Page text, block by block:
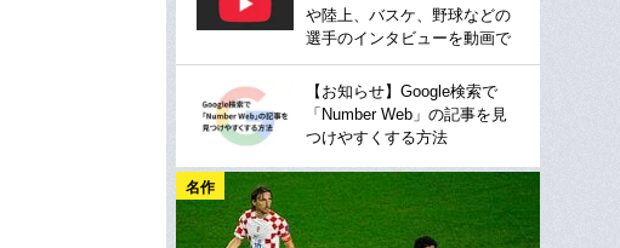
や陸上、バスケ、野球などの
選手のインタビューを動画で
【お知らせ】Google検索で
「Number Web」の記事を見
つけやすくする方法
名作